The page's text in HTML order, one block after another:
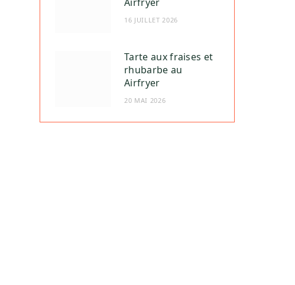
16 JUILLET 2026
Tarte aux fraises et
rhubarbe au
Airfryer
20 MAI 2026